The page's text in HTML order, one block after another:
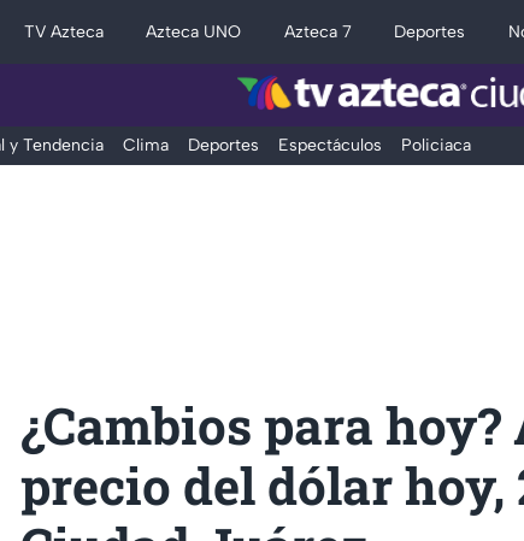
TV Azteca Azteca UNO Azteca 7 Deportes
y Tendencia Clima Deportes Espectáculos Policiaca
¿Cambios para
precio del dólar hoy,